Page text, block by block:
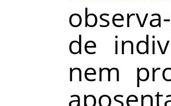
de
nem